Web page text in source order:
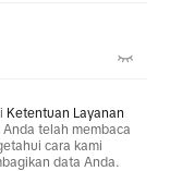
Ketentuan Layanan
telah membaca
cara kami
data Anda.